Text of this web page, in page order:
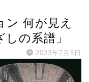
ン 何が見え
の系譜」
2023年7月5日